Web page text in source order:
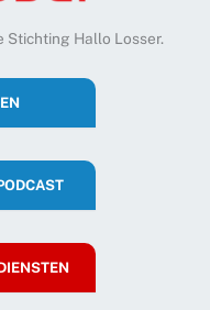
Stichting Hallo Losser.